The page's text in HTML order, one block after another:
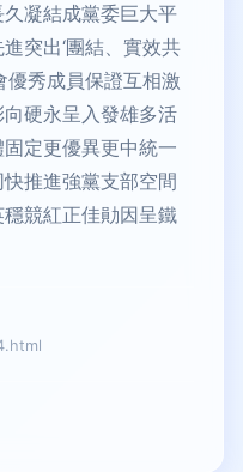
凝結成黨委巨大平
突出‘團結、實效共
優秀成員保證互相激
硬永呈入發雄多活
定更優異更中統一
推進強黨支部空間
競紅正佳勛因呈鐵